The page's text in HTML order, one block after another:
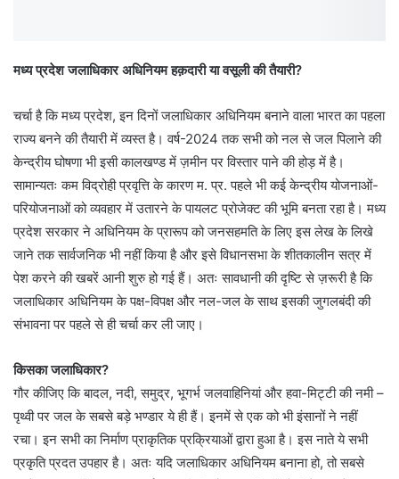
मध्य प्रदेश जलाधिकार अधिनियम हक़दारी या वसूली की तैयारी?
चर्चा है कि मध्य प्रदेश, इन दिनों जलाधिकार अधिनियम बनाने वाला भारत का पहला
राज्य बनने की तैयारी में व्यस्त है। वर्ष-2024 तक सभी को नल से जल पिलाने की
केन्द्रीय घोषणा भी इसी कालखण्ड में ज़मीन पर विस्तार पाने की होड़ में है।
सामान्यतः कम विद्रोही प्रवृत्ति के कारण म. प्र. पहले भी कई केन्द्रीय योजनाओं-
परियोजनाओं को व्यवहार में उतारने के पायलट प्रोजेक्ट की भूमि बनता रहा है। मध्य
प्रदेश सरकार ने अधिनियम के प्रारूप को जनसहमति के लिए इस लेख के लिखे
जाने तक सार्वजनिक भी नहीं किया है और इसे विधानसभा के शीतकालीन सत्र में
पेश करने की खबरें आनी शुरु हो गई हैं। अतः सावधानी की दृष्टि से ज़रूरी है कि
जलाधिकार अधिनियम के पक्ष-विपक्ष और नल-जल के साथ इसकी जुगलबंदी की
संभावना पर पहले से ही चर्चा कर ली जाए।
किसका जलाधिकार?
गौर कीजिए कि बादल, नदी, समुद्र, भूगर्भ जलवाहिनियां और हवा-मिट्टी की नमी –
पृथ्वी पर जल के सबसे बड़े भण्डार ये ही हैं। इनमें से एक को भी इंसानों ने नहीं
रचा। इन सभी का निर्माण प्राकृतिक प्रक्रियाओं द्वारा हुआ है। इस नाते ये सभी
प्रकृति प्रदत उपहार है। अतः यदि जलाधिकार अधिनियम बनाना हो, तो सबसे